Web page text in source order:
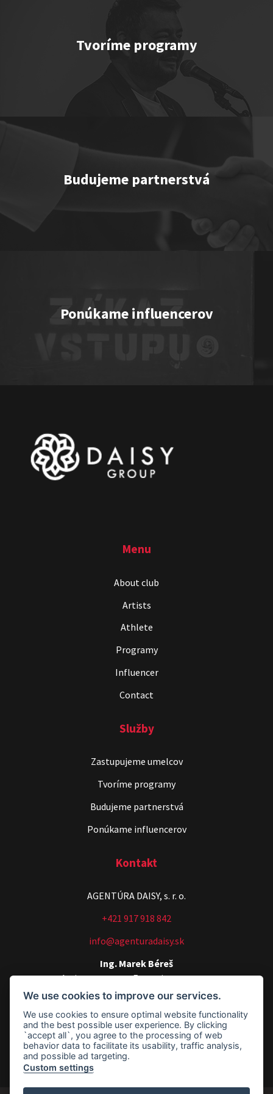
TEMNÉ KECY
Jerry Veľmajster Szabo
"Triple M” or "Ingolštat TRIO”
Čekovský
ČekyPOINT
Marián Čekovský
Čekovský vs. Hudák
Show program
Stand-up & Juraj „ŠOKO”
Tabaček
Show program StandupShow
ŠOKO & LUKY
Tvoríme programy
Budujeme partnerstvá
Ponúkame influencerov
Menu
About club
Artists
Athlete
Programy
Influencer
Contact
Služby
Zastupujeme umelcov
Tvoríme programy
Budujeme partnerstvá
Ponúkame influencerov
Kontakt
AGENTÚRA DAISY, s. r. o.
+421 917 918 842
info@agenturadaisy.sk
Ing. Marek Béreš
Artists manager, Executive manager
+421 907 540 518
agenturadaisy@agenturadaisy.sk
Fakturačné údaje
We use cookies to improve our services.
We use cookies to ensure optimal website functionality
and the best possible user experience. By clicking
`accept all`, you agree to the processing of web
behavior data to facilitate its usability, traffic analysis,
and possible ad targeting.
Custom settings